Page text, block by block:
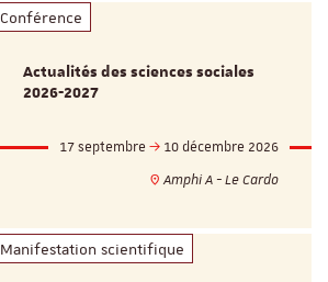
Conférence
Actualités des sciences sociales
2026-2027
17 septembre
10 décembre 2026
Amphi A - Le Cardo
Manifestation scientifique